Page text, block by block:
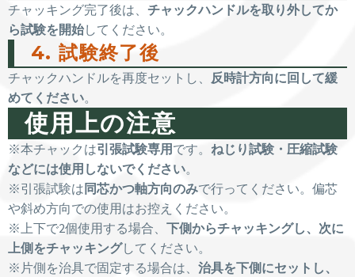
チャッキング完了後は、 チャックハンドルを取り外してか
ら試験を開始してください。
4. 試験終了後
チャックハンドルを再度セットし、 反時計方向に回して緩
めてください。
使用上の注意
※本チャックは引張試験専用 です。 ねじり試験・圧縮試験
などには使用しないでください。
※引張試験は 同芯かつ軸方向のみで行ってください。偏芯
や斜め方向での使用はお控えください。
※上下で2個使用する場合、 下側からチャッキングし、次に
上側をチャッキングしてください。
※片側を治具で固定する場合は、 治具を下側にセットし、